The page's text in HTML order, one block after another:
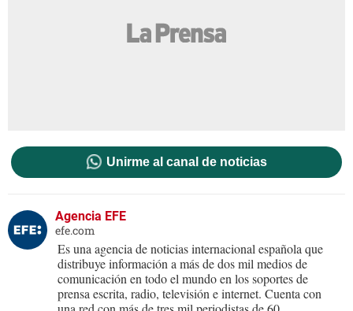
Unirme al canal de noticias
Agencia EFE
efe.com
Es una agencia de noticias internacional española que
distribuye información a más de dos mil medios de
comunicación en todo el mundo en los soportes de
prensa escrita, radio, televisión e internet. Cuenta con